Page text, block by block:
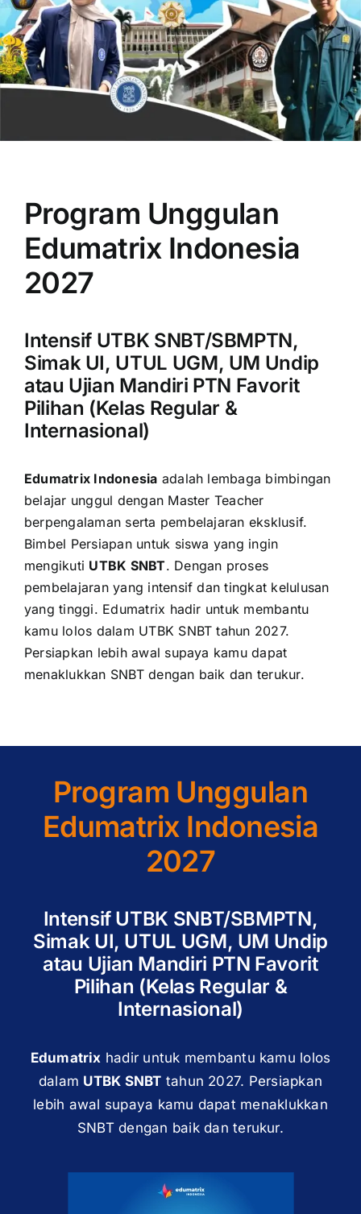
OUR PROGRAM
CONTACT US
Program Unggulan
Edumatrix Indonesia
2027
Intensif UTBK SNBT/SBMPTN,
Simak UI, UTUL UGM, UM Undip
atau Ujian Mandiri PTN Favorit
Pilihan (Kelas Regular &
Internasional)
Edumatrix Indonesia adalah lembaga bimbingan
belajar unggul dengan Master Teacher
berpengalaman serta pembelajaran eksklusif.
Bimbel Persiapan untuk siswa yang ingin
mengikuti UTBK SNBT. Dengan proses
pembelajaran yang intensif dan tingkat kelulusan
yang tinggi. Edumatrix hadir untuk membantu
kamu lolos dalam UTBK SNBT tahun 2027.
Persiapkan lebih awal supaya kamu dapat
menaklukkan SNBT dengan baik dan terukur.
Program Unggulan
Edumatrix Indonesia
2027
Intensif UTBK SNBT/SBMPTN,
Simak UI, UTUL UGM, UM Undip
atau Ujian Mandiri PTN Favorit
Pilihan (Kelas Regular &
Internasional)
Edumatrix hadir untuk membantu kamu lolos
dalam UTBK SNBT tahun 2027. Persiapkan
lebih awal supaya kamu dapat menaklukkan
SNBT dengan baik dan terukur.